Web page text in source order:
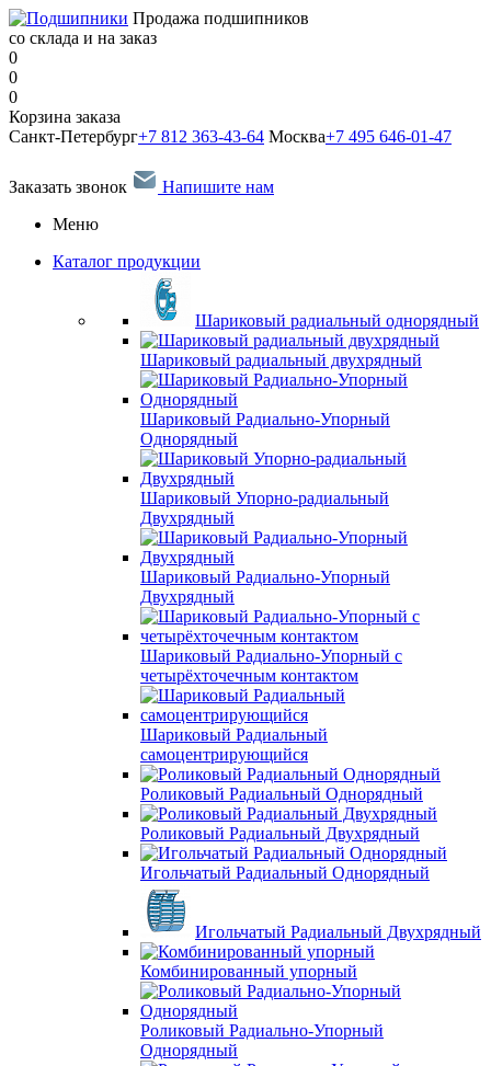
Продажа подшипников
со склада и на заказ
0
0
0
Корзина заказа
Санкт-Петербург+7 812 363-43-64 Москва+7 495 646-01-47
Заказать звонок
Напишите нам
Меню
Каталог продукции
Шариковый радиальный однорядный
Шариковый радиальный двухрядный
Шариковый Радиально-Упорный
Однорядный
Шариковый Упорно-радиальный
Двухрядный
Шариковый Радиально-Упорный
Двухрядный
Шариковый Радиально-Упорный с
четырёхточечным контактом
Шариковый Радиальный
самоцентрирующийся
Роликовый Радиальный Однорядный
Роликовый Радиальный Двухрядный
Игольчатый Радиальный Однорядный
Игольчатый Радиальный Двухрядный
Комбинированный упорный
Роликовый Радиально-Упорный
Однорядный